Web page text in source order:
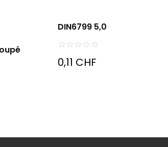
DIN6799 5,0
0,11 CHF